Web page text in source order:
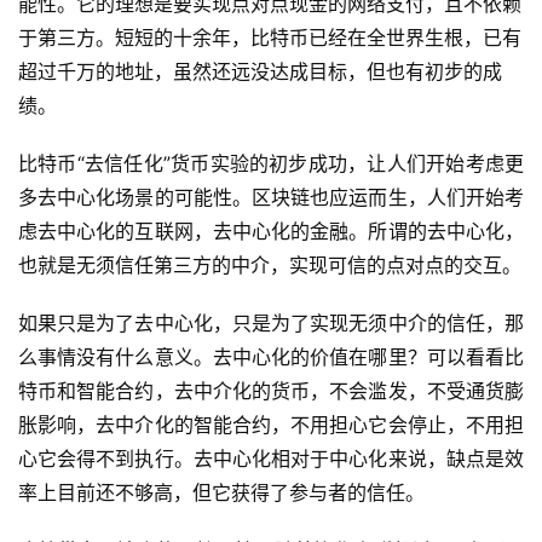
于第三方。短短的十余年，比特币已经在全世界生根，已有
超过千万的地址，虽然还远没达成目标，但也有初步的成
绩。
比特币“去信任化”货币实验的初步成功，让人们开始考虑更
多去中心化场景的可能性。区块链也应运而生，人们开始考
虑去中心化的互联网，去中心化的金融。所谓的去中心化，
也就是无须信任第三方的中介，实现可信的点对点的交互。
如果只是为了去中心化，只是为了实现无须中介的信任，那
么事情没有什么意义。去中心化的价值在哪里？可以看看比
特币和智能合约，去中介化的货币，不会滥发，不受通货膨
胀影响，去中介化的智能合约，不用担心它会停止，不用担
心它会得不到执行。去中心化相对于中心化来说，缺点是效
率上目前还不够高，但它获得了参与者的信任。